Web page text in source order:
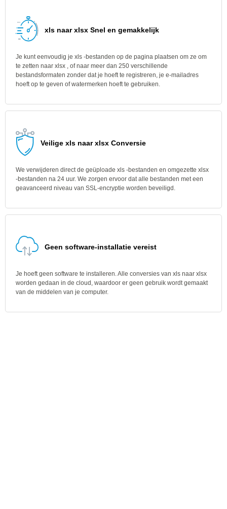
xls naar xlsx Snel en gemakkelijk
Je kunt eenvoudig je xls -bestanden op de pagina plaatsen om ze om
te zetten naar xlsx , of naar meer dan 250 verschillende
bestandsformaten zonder dat je hoeft te registreren, je e-mailadres
hoeft op te geven of watermerken hoeft te gebruiken.
Veilige xls naar xlsx Conversie
We verwijderen direct de geüploade xls -bestanden en omgezette xlsx
-bestanden na 24 uur. We zorgen ervoor dat alle bestanden met een
geavanceerd niveau van SSL-encryptie worden beveiligd.
Geen software-installatie vereist
Je hoeft geen software te installeren. Alle conversies van xls naar xlsx
worden gedaan in de cloud, waardoor er geen gebruik wordt gemaakt
van de middelen van je computer.